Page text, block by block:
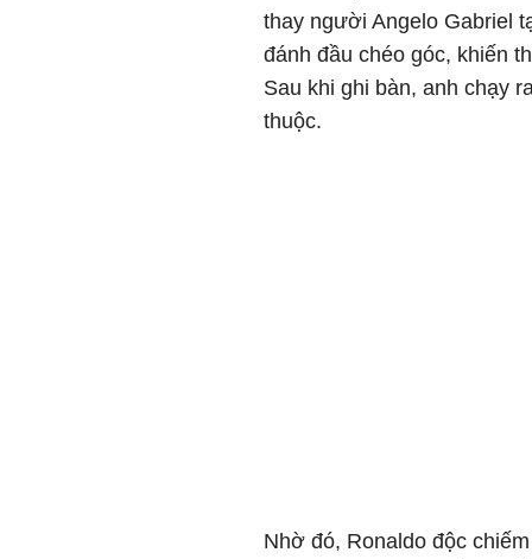
thay người Angelo Gabriel
đánh đầu chéo góc, khiến
Sau khi ghi bàn, anh chạy
thuộc.
Nhờ đó, Ronaldo độc